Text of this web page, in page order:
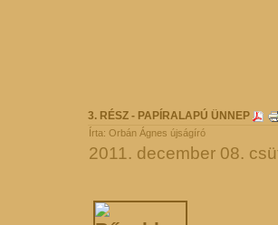
3. RÉSZ - PAPÍRALAPÚ ÜNNEP
Írta: Orbán Ágnes újságíró
2011. december 08.